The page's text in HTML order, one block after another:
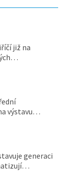
již na
výstavu…
generaci